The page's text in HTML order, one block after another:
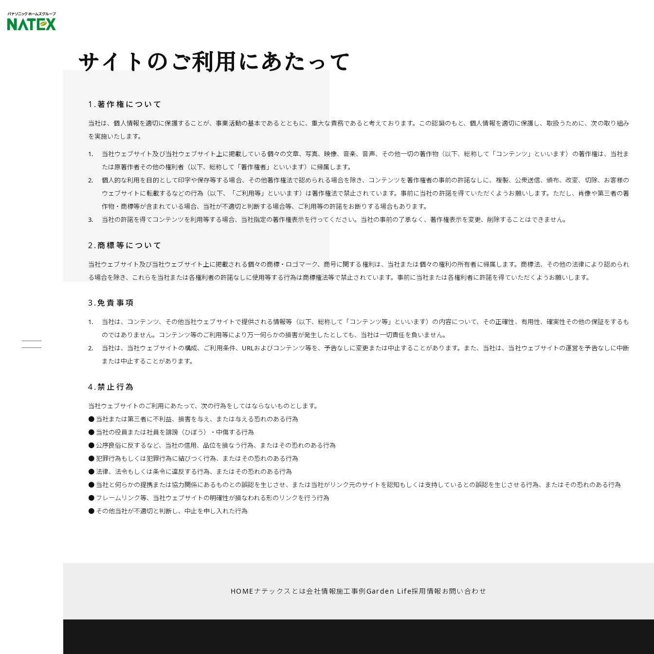
サイトのご利用にあたって
1.著作権について
当社は、個人情報を適切に保護することが、事業活動の基本であるとともに、重大な責務であると考えております。この認識のもと、個人情報を適切に保護し、取扱うために、次の取り組み
を実施いたします。
当社ウェブサイト及び当社ウェブサイト上に掲載している個々の文章、写真、映像、音楽、音声、その他一切の著作物（以下、総称して「コンテンツ」といいます）の著作権は、当社ま
たは原著作者その他の権利者（以下、総称して「著作権者」といいます）に帰属します。
個人的な利用を目的として印字や保存等する場合、その他著作権法で認められる場合を除き、コンテンツを著作権者の事前の許諾なしに、複製、公衆送信、頒布、改変、切除、お客様の
ウェブサイトに転載するなどの行為（以下、「ご利用等」といいます）は著作権法で禁止されています。事前に当社の許諾を得ていただくようお願いします。ただし、肖像や第三者の著
作物・商標等が含まれている場合、当社が不適切と判断する場合等、ご利用等の許諾をお断りする場合もあります。
当社の許諾を得てコンテンツを利用等する場合、当社指定の著作権表示を行ってください。当社の事前の了承なく、著作権表示を変更、削除することはできません。
2.商標等について
当社ウェブサイト及び当社ウェブサイト上に掲載される個々の商標・ロゴマーク、商号に関する権利は、当社または個々の権利の所有者に帰属します。商標法、その他の法律により認められ
る場合を除き、これらを当社または各権利者の許諾なしに使用等する行為は商標権法等で禁止されています。事前に当社または各権利者に許諾を得ていただくようお願いします。
3.免責事項
当社は、コンテンツ、その他当社ウェブサイトで提供される情報等（以下、総称して「コンテンツ等」といいます）の内容について、その正確性、有用性、確実性その他の保証をするも
のではありません。コンテンツ等のご利用等により万一何らかの損害が発生したとしても、当社は一切責任を負いません。
当社は、当社ウェブサイトの構成、ご利用条件、URLおよびコンテンツ等を、予告なしに変更または中止することがあります。また、当社は、当社ウェブサイトの運営を予告なしに中断
または中止することがあります。
4.禁止行為
当社ウェブサイトのご利用にあたって、次の行為をしてはならないものとします。
当社または第三者に不利益、損害を与え、または与える恐れのある行為
当社の役員または社員を誹謗（ひぼう）・中傷する行為
公序良俗に反するなど、当社の信用、品位を損なう行為、またはその恐れのある行為
犯罪行為もしくは犯罪行為に結びつく行為、またはその恐れのある行為
法律、法令もしくは条令に違反する行為、またはその恐れのある行為
当社と何らかの提携または協力関係にあるものとの誤認を生じさせ、または当社がリンク元のサイトを認知もしくは支持しているとの誤認を生じさせる行為、またはその恐れのある行為
フレームリンク等、当社ウェブサイトの明確性が損なわれる形のリンクを行う行為
その他当社が不適切と判断し、中止を申し入れた行為
HOME ナテックスとは会社情報施工事例 Garden Life採用情報 お問い合わせ